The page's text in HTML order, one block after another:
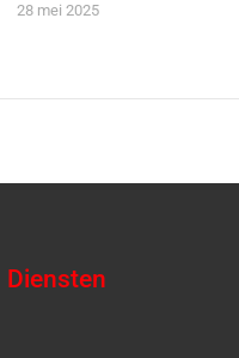
28 mei 2025
Diensten